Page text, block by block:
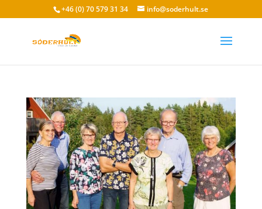
+46 (0) 70 579 31 34 info@soderhult.se